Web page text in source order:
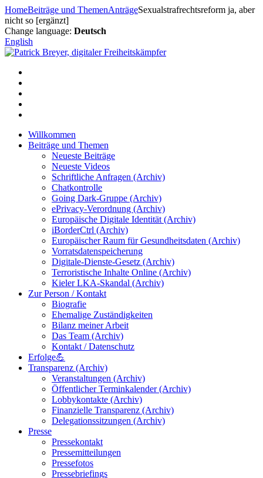
Zum
Inhalt
springen
HomeBeiträge und ThemenAnträgeSexualstrafrechtsreform ja, aber
nicht so [ergänzt]
Change language: Deutsch
English
Willkommen
Beiträge und Themen
Neueste Beiträge
Neueste Videos
Schriftliche Anfragen (Archiv)
Chatkontrolle
Going Dark-Gruppe (Archiv)
ePrivacy-Verordnung (Archiv)
Europäische Digitale Identität (Archiv)
iBorderCtrl (Archiv)
Europäischer Raum für Gesundheitsdaten (Archiv)
Vorratsdatenspeicherung
Digitale-Dienste-Gesetz (Archiv)
Terroristische Inhalte Online (Archiv)
Kieler LKA-Skandal (Archiv)
Zur Person / Kontakt
Biografie
Ehemalige Zuständigkeiten
Bilanz meiner Arbeit
Das Team (Archiv)
Kontakt / Datenschutz
Erfolge💪
Transparenz (Archiv)
Veranstaltungen (Archiv)
Öffentlicher Terminkalender (Archiv)
Lobbykontakte (Archiv)
Finanzielle Transparenz (Archiv)
Delegationssitzungen (Archiv)
Presse
Pressekontakt
Pressemitteilungen
Pressefotos
Pressebriefings